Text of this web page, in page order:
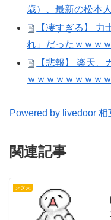
歳）、最新の松本
【凄すぎる】
れ」だったｗｗｗ
【悲報】 楽天
ｗｗｗｗｗｗｗｗ
Powered by livedoor 相
関連記事
シタ夫